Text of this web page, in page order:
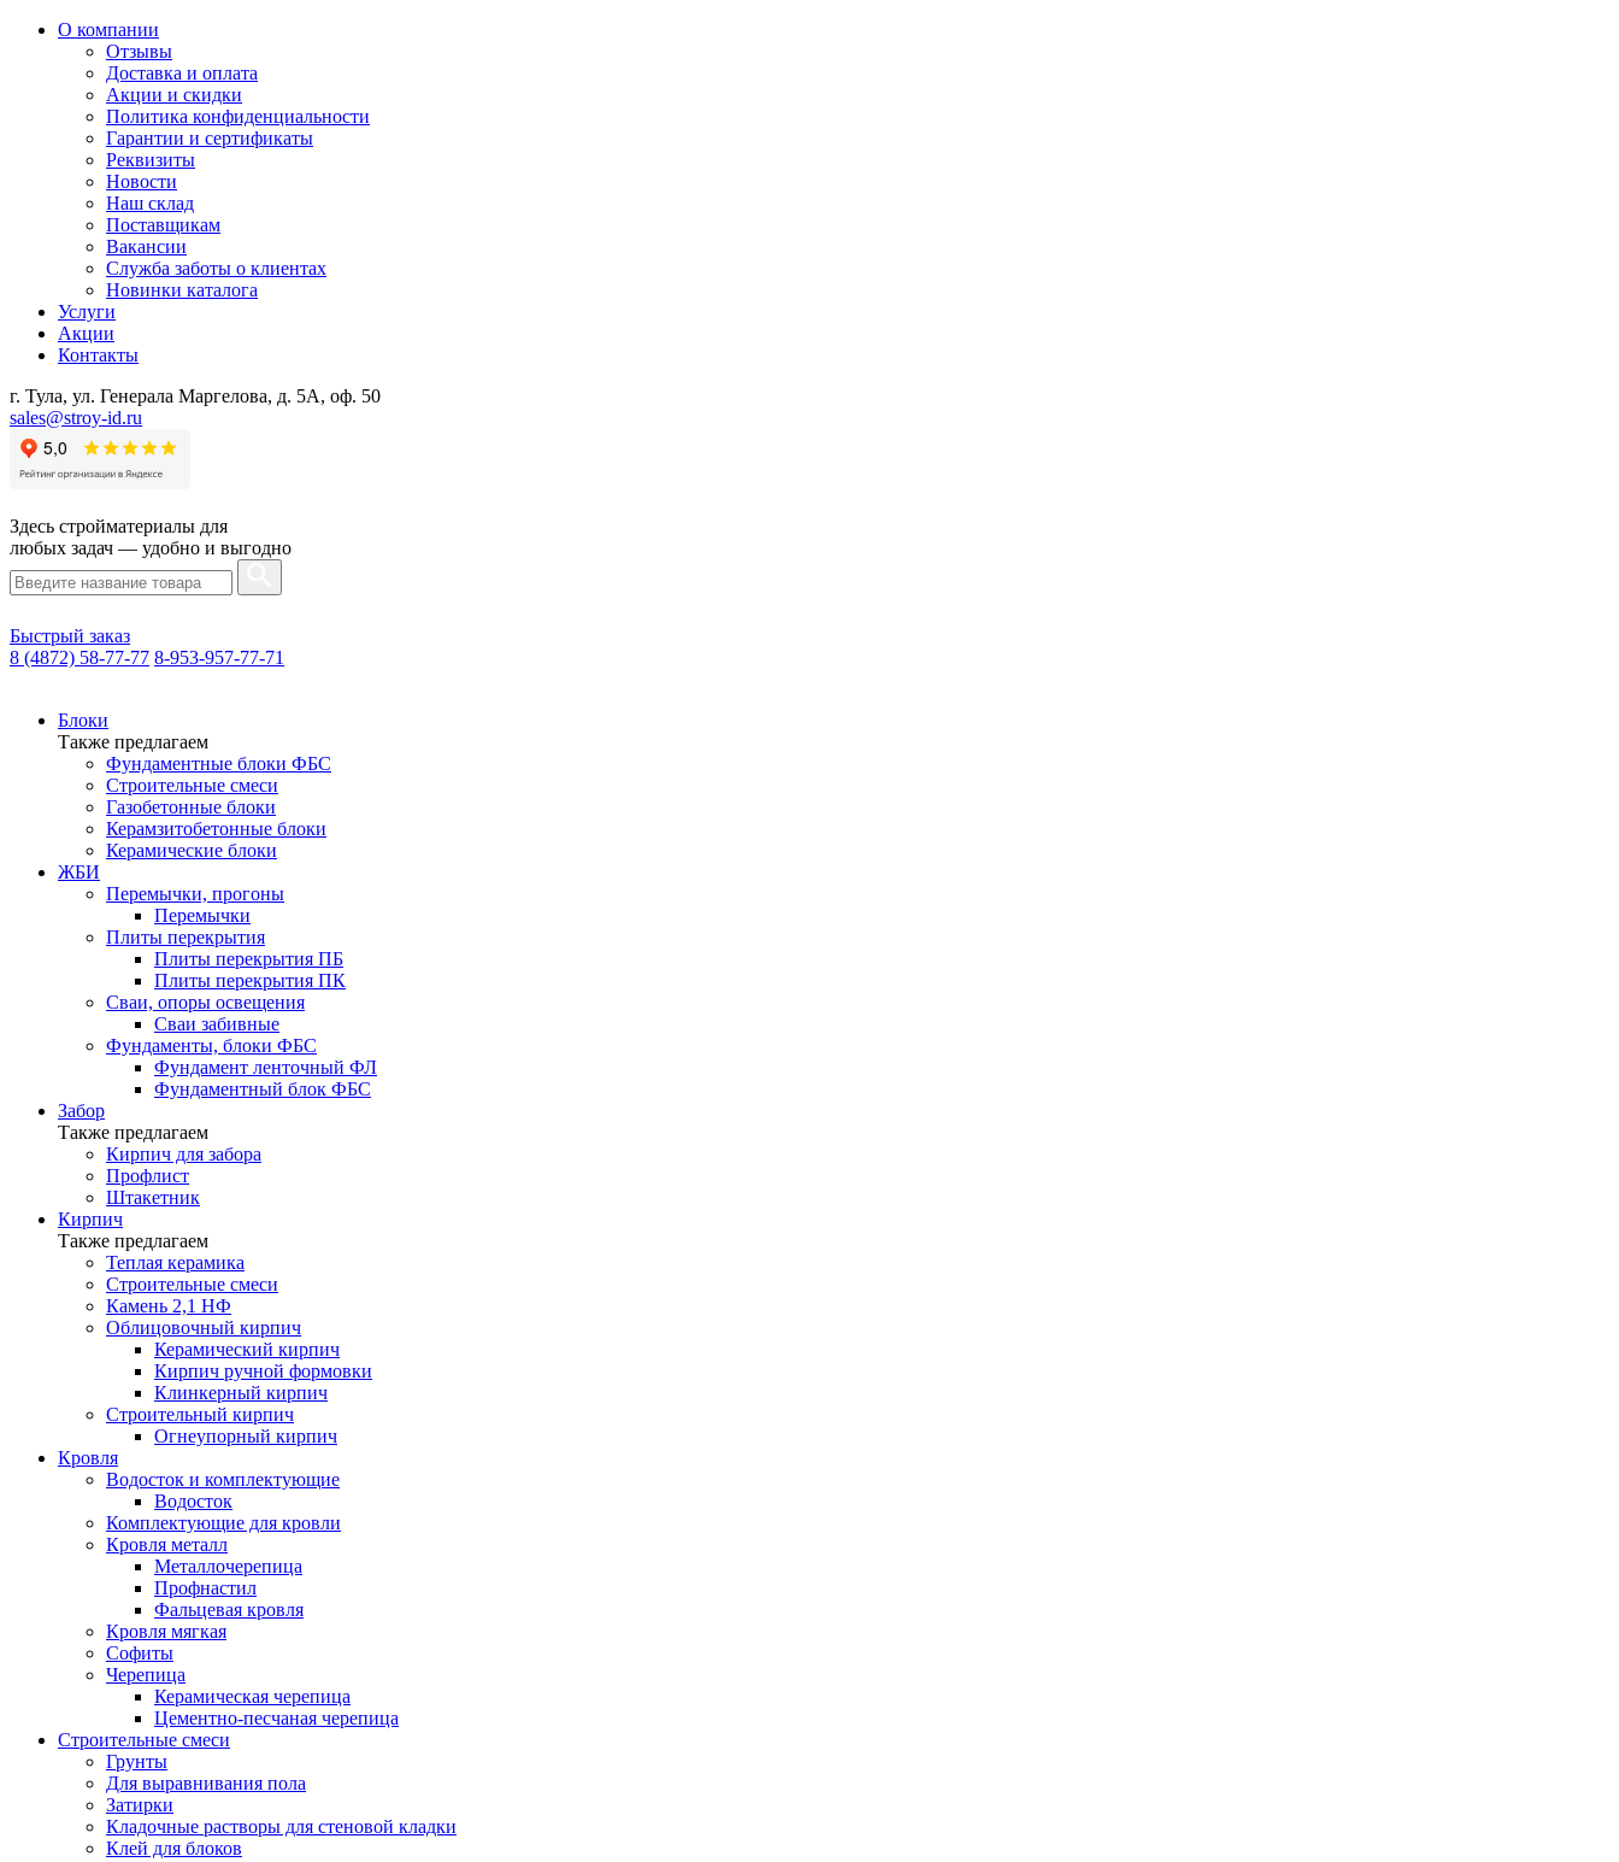
О компании
Отзывы
Доставка и оплата
Акции и скидки
Политика конфиденциальности
Гарантии и сертификаты
Реквизиты
Новости
Наш склад
Поставщикам
Вакансии
Служба заботы о клиентах
Новинки каталога
Услуги
Акции
Контакты
г. Тула, ул. Генерала Маргелова, д. 5А, оф. 50
sales@stroy-id.ru
Здесь стройматериалы для
любых задач — удобно и выгодно
Быстрый заказ
8 (4872) 58-77-77 8-953-957-77-71
Блоки
Также предлагаем
Фундаментные блоки ФБС
Строительные смеси
Газобетонные блоки
Керамзитобетонные блоки
Керамические блоки
ЖБИ
Перемычки, прогоны
Перемычки
Плиты перекрытия
Плиты перекрытия ПБ
Плиты перекрытия ПК
Сваи, опоры освещения
Сваи забивные
Фундаменты, блоки ФБС
Фундамент ленточный ФЛ
Фундаментный блок ФБС
Забор
Также предлагаем
Кирпич для забора
Профлист
Штакетник
Кирпич
Также предлагаем
Теплая керамика
Строительные смеси
Камень 2,1 НФ
Облицовочный кирпич
Керамический кирпич
Кирпич ручной формовки
Клинкерный кирпич
Строительный кирпич
Огнеупорный кирпич
Кровля
Водосток и комплектующие
Водосток
Комплектующие для кровли
Кровля металл
Металлочерепица
Профнастил
Фальцевая кровля
Кровля мягкая
Софиты
Черепица
Керамическая черепица
Цементно-песчаная черепица
Строительные смеси
Грунты
Для выравнивания пола
Затирки
Кладочные растворы для стеновой кладки
Клей для блоков